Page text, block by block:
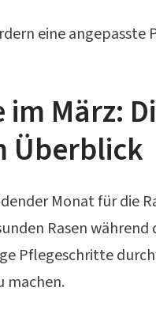
eine angepasste
im März:
Überblick
Monat für die
Rasen
Pflegeschritte
machen.